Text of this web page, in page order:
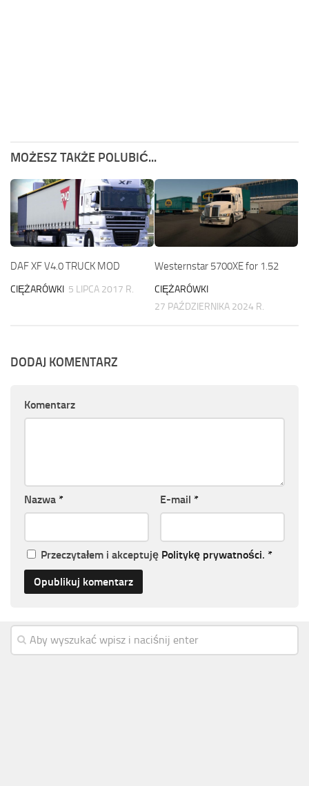
MOŻESZ TAKŻE POLUBIĆ...
DAF XF V4.0 TRUCK MOD
CIĘŻARÓWKI 5 LIPCA 2017 R.
Westernstar 5700XE for 1.52
CIĘŻARÓWKI
27 PAŹDZIERNIKA 2024 R.
DODAJ KOMENTARZ
Komentarz
Nazwa * E-mail *
Przeczytałem i akceptuję Politykę prywatności. *